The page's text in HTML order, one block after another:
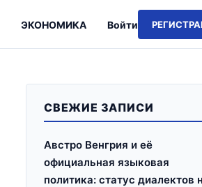
Войти
ЭКОНОМИКА
СВЕЖИЕ ЗАПИСИ
Австро Венгрия и её
официальная языковая
политика: статус диалектов